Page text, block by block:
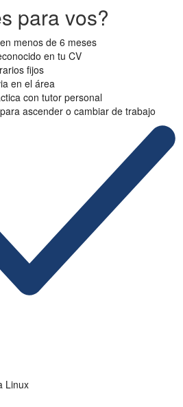
para vos?
menos de 6 meses
en tu CV
fijos
en el área
con tutor personal
ascender o cambiar de trabajo
Linux